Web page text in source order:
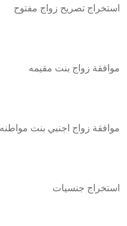
استخراج تصريح زواج مفتوح
موافقة زواج بنت مقيمه
موافقة زواج اجنبي بنت مواطنه
استخراج جنسيات